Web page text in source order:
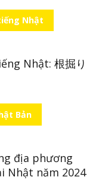
Nhật
Nhật: 根掘り
Bản
địa phương
Nhật năm 2024